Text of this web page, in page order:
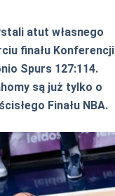
atut własnego
finału Konferencji
Spurs 127:114.
są już tylko o
Finału NBA.